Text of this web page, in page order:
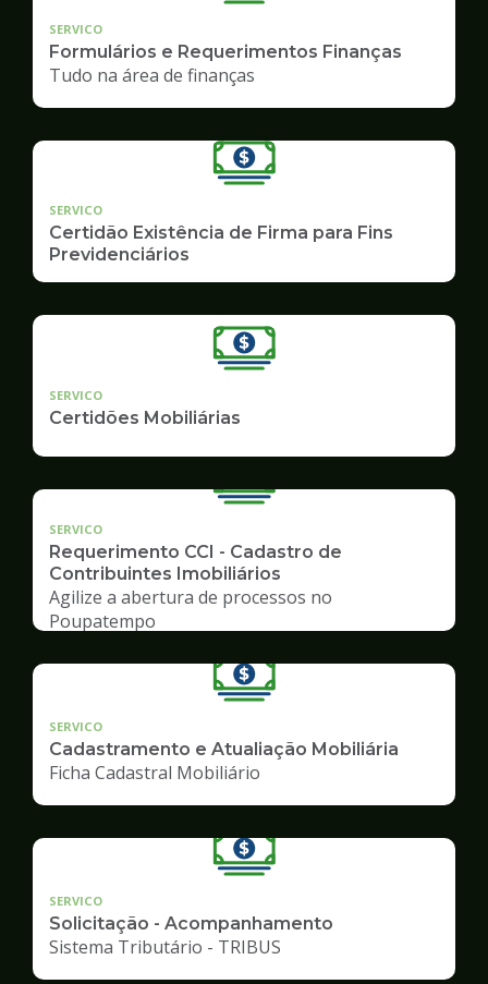
SERVICO
Formulários e Requerimentos Finanças
Tudo na área de finanças
SERVICO
Certidão Existência de Firma para Fins
Previdenciários
SERVICO
Certidões Mobiliárias
SERVICO
Requerimento CCI - Cadastro de
Contribuintes Imobiliários
Agilize a abertura de processos no
Poupatempo
SERVICO
Cadastramento e Atualiação Mobiliária
Ficha Cadastral Mobiliário
SERVICO
Solicitação - Acompanhamento
Sistema Tributário - TRIBUS